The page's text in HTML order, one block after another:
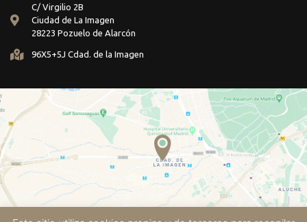
C/ Virgilio 2B
Ciudad de La Imagen
28223 Pozuelo de Alarcón
96X5+5J Cdad. de la Imagen